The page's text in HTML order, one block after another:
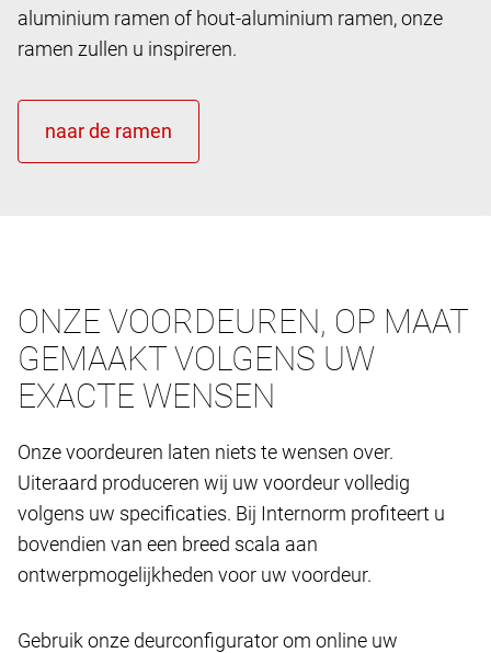
aluminium ramen of hout-aluminium ramen, onze
ramen zullen u inspireren.
ONZE VOORDEUREN, OP MAAT
GEMAAKT VOLGENS UW
EXACTE WENSEN
Onze voordeuren laten niets te wensen over.
Uiteraard produceren wij uw voordeur volledig
volgens uw specificaties. Bij Internorm profiteert u
bovendien van een breed scala aan
ontwerpmogelijkheden voor uw voordeur.
Gebruik onze deurconfigurator om online uw